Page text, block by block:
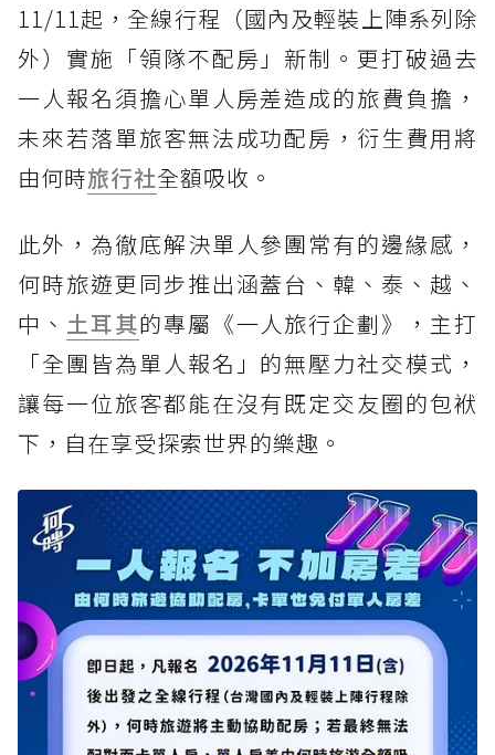
11/11起，全線行程（國內及輕裝上陣系列除
外）實施「領隊不配房」新制。更打破過去
一人報名須擔心單人房差造成的旅費負擔，
未來若落單旅客無法成功配房，衍生費用將
由何時旅行社全額吸收。
此外，為徹底解決單人參團常有的邊緣感，
何時旅遊更同步推出涵蓋台、韓、泰、越、
中、 土耳其的專屬《一人旅行企劃》，主打
「全團皆為單人報名」的無壓力社交模式，
讓每一位旅客都能在沒有既定交友圈的包袱
下，自在享受探索世界的樂趣。